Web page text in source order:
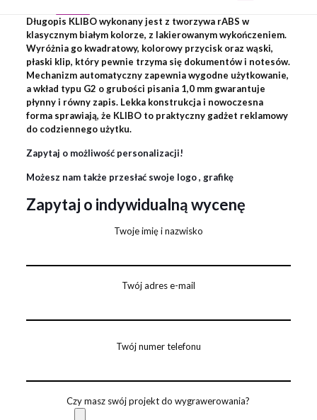
Długopis KLIBO wykonany jest z tworzywa rABS w
klasycznym białym kolorze, z lakierowanym wykończeniem.
Wyróżnia go kwadratowy, kolorowy przycisk oraz wąski,
płaski klip, który pewnie trzyma się dokumentów i notesów.
Mechanizm automatyczny zapewnia wygodne użytkowanie,
a wkład typu G2 o grubości pisania 1,0 mm gwarantuje
płynny i równy zapis. Lekka konstrukcja i nowoczesna
forma sprawiają, że KLIBO to praktyczny gadżet reklamowy
do codziennego użytku.
Zapytaj o możliwość personalizacji!
Możesz nam także przesłać swoje logo , grafikę
Zapytaj o indywidualną wycenę
Twoje imię i nazwisko
Twój adres e-mail
Twój numer telefonu
Czy masz swój projekt do wygrawerowania?